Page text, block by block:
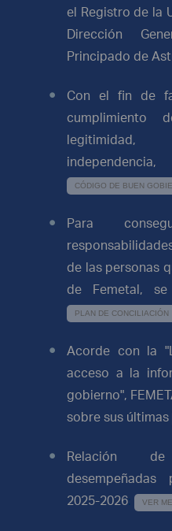
el Registro de la
Dirección
Principado de
Con el fin de
cumplimiento
legitimidad,
CÓDIGO DE BUEN
Para
de las personas
de Femetal, se
PLAN DE CONCILIACIÓN
Acorde con la
acceso a la
gobierno",
sobre sus últimas
Relación
desempeñadas
2025-2026: VER